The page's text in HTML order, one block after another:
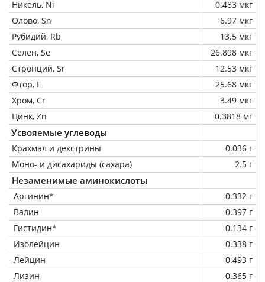
Никель, Ni
0.483 мкг
Олово, Sn
6.97 мкг
Рубидий, Rb
13.5 мкг
Селен, Se
26.898 мкг
Стронций, Sr
12.53 мкг
Фтор, F
25.68 мкг
Хром, Cr
3.49 мкг
Цинк, Zn
0.3818 мг
Усвояемые углеводы
Крахмал и декстрины
0.036 г
Моно- и дисахариды (сахара)
2.5 г
Незаменимые аминокислоты
Аргинин*
0.332 г
Валин
0.397 г
Гистидин*
0.134 г
Изолейцин
0.338 г
Лейцин
0.493 г
Лизин
0.365 г